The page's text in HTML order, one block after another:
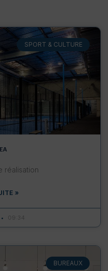
SPORT & CULTURE
réalisation
»
09:34
BUREAUX